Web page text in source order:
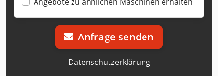
Anfrage senden
Datenschutzerklärung